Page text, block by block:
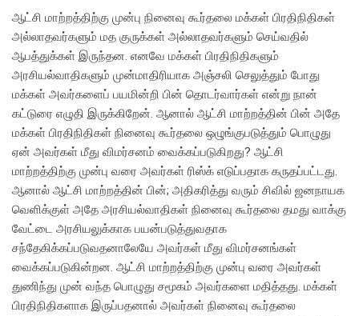
ஆட்சி மாற்றத்திற்கு முன்பு நினைவு கூர்தலை மக்கள் பிரதிநிதிகள்
அல்லாதவர்களும் மத குருக்கள் அல்லாதவர்களும் செய்வதில்
ஆபத்துக்கள் இருந்தன. எனவே மக்கள் பிரதிநிதிகளும்
அரசியல்வாதிகளும் முன்மாதிரியாக அஞ்சலி செலுத்தும் போது
மக்கள் அவர்களைப் பயமின்றி பின் தொடர்வார்கள் என்று நான்
கட்டுரை எழுதி இருக்கிறேன். ஆனால் ஆட்சி மாற்றத்தின் பின் அதே
மக்கள் பிரதிநிதிகள் நினைவு கூர்தலை ஒழுங்குபடுத்தும் பொழுது
ஏன் அவர்கள் மீது விமர்சனம் வைக்கப்படுகிறது? ஆட்சி
மாற்றத்திற்கு முன்பு வரை அவர்கள் ரிஸ்க் எடுப்பதாக கருதப்பட்டது.
ஆனால் ஆட்சி மாற்றத்தின் பின்; அதிகரித்து வரும் சிவில் ஜனநாயக
வெளிக்குள் அதே அரசியல்வாதிகள் நினைவு கூர்தலை தமது வாக்கு
வேட்டை அரசியலுக்காக பயன்படுத்துவதாக
சந்தேகிக்கப்படுவதனாலேயே அவர்கள் மீது விமர்சனங்கள்
வைக்கப்படுகின்றன. ஆட்சி மாற்றத்திற்கு முன்பு வரை அவர்கள்
துணிந்து முன் வந்த பொழுது சமூகம் அவர்களை மதித்தது. மக்கள்
பிரதிநிதிகளாக இருப்பதனால் அவர்கள் நினைவு கூர்தலை